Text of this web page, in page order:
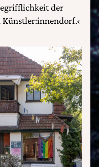
der